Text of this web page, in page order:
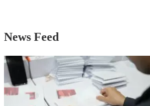
News Feed